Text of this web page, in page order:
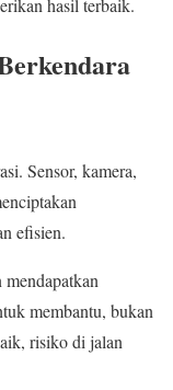
Sensor, kamera,
efisien.
membantu, bukan
risiko di jalan